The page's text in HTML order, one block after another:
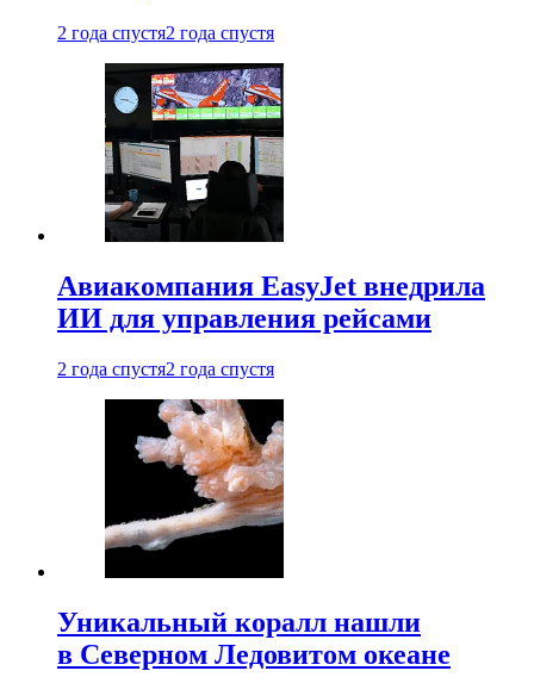
2 года спустя2 года спустя
Авиакомпания EasyJet внедрила
ИИ для управления рейсами
2 года спустя2 года спустя
Уникальный коралл нашли
в Северном Ледовитом океане